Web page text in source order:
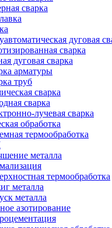
сварка
дуговая
сварка
дуговая сварка
арматуры
труб
сварка
сварка
лучевая сварка
обработка
термообработка
металла
термообработка
металла
металла
азотирование